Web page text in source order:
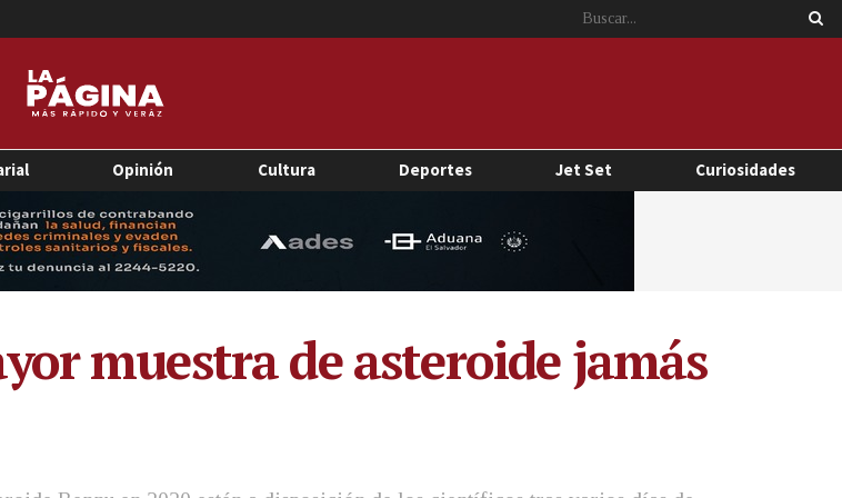
Opinión Cultura Deportes Jet Set Curiosidades
muestra de asteroide jamás